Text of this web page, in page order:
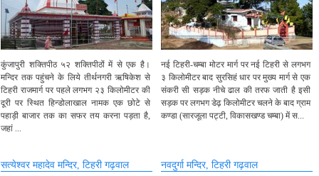
कुंजापुरी शक्तिपीठ ५२ शक्तिपीठों में से एक है।
मन्दिर तक पहुंचने के लिये तीर्थनगरी ऋषिकेश से
टिहरी राजमार्ग पर पहले लगभग २३ किलोमीटर की
दूरी पर स्थित हिन्डोलाखाल नामक एक छोटे से
पहाड़ी बाजार तक का सफर तय करना पड़ता है,
जहां ...
नई टिहरी-चम्बा मोटर मार्ग पर नई टिहरी से लगभग
३ किलोमीटर बाद सुरसिहं धार पर मुख्य मार्ग से एक
संकरी सी सड़क नीचे ढाल की तरफ जाती है इसी
सड़क पर लगभग डेढ़ किलोमीटर चलने के बाद ग्राम
कण्डा (सारजूला पट्टी, विकासखण्ड चम्बा) में स...
सत्येश्वर महादेव मन्दिर, टिहरी गढ़वाल नवदुर्गा मन्दिर, टिहरी गढ़वाल